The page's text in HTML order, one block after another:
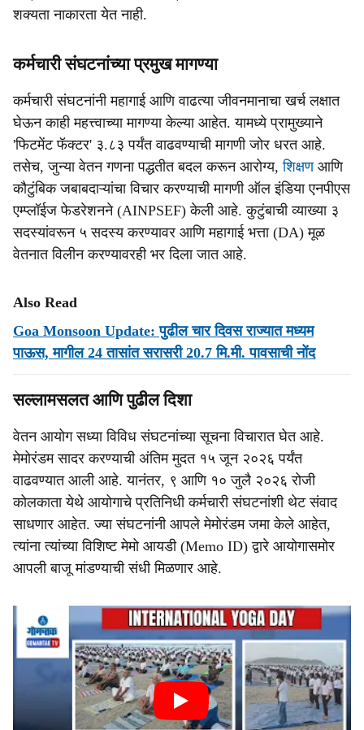
शक्यता नाकारता येत नाही.
कर्मचारी संघटनांच्या प्रमुख मागण्या
कर्मचारी संघटनांनी महागाई आणि वाढत्या जीवनमानाचा खर्च लक्षात
घेऊन काही महत्त्वाच्या मागण्या केल्या आहेत. यामध्ये प्रामुख्याने
'फिटमेंट फॅक्टर' ३.८३ पर्यंत वाढवण्याची मागणी जोर धरत आहे.
तसेच, जुन्या वेतन गणना पद्धतीत बदल करून आरोग्य,शिक्षण आणि
कौटुंबिक जबाबदाऱ्यांचा विचार करण्याची मागणी ऑल इंडिया एनपीएस
एम्प्लॉईज फेडरेशनने (AINPSEF) केली आहे. कुटुंबाची व्याख्या ३
सदस्यांवरून ५ सदस्य करण्यावर आणि महागाई भत्ता (DA) मूळ
वेतनात विलीन करण्यावरही भर दिला जात आहे.
Also Read
Goa Monsoon Update: पुढील चार दिवस राज्यात मध्यम
पाऊस, मागील 24 तासांत सरासरी 20.7 मि.मी. पावसाची नोंद
सल्लामसलत आणि पुढील दिशा
वेतन आयोग सध्या विविध संघटनांच्या सूचना विचारात घेत आहे.
मेमोरंडम सादर करण्याची अंतिम मुदत १५ जून २०२६ पर्यंत
वाढवण्यात आली आहे. यानंतर, ९ आणि १० जुलै २०२६ रोजी
कोलकाता येथे आयोगाचे प्रतिनिधी कर्मचारी संघटनांशी थेट संवाद
साधणार आहेत. ज्या संघटनांनी आपले मेमोरंडम जमा केले आहेत,
त्यांना त्यांच्या विशिष्ट मेमो आयडी (Memo ID) द्वारे आयोगासमोर
आपली बाजू मांडण्याची संधी मिळणार आहे.